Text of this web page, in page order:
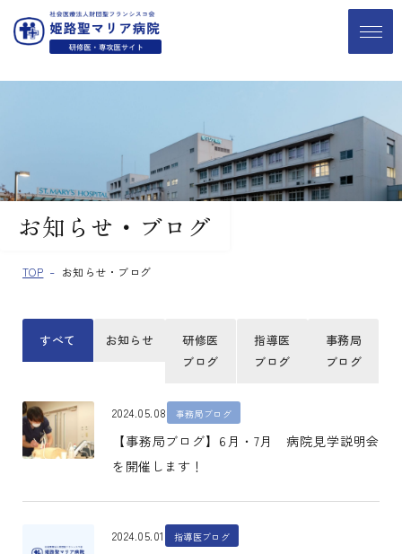
お知らせ・ブログ
TOP お知らせ・ブログ
すべて お知らせ
研修医
ブログ
指導医
ブログ
事務局
ブログ
2024.05.08 事務局ブログ
【事務局ブログ】6月・7月 病院見学説明会
を開催します！
2024.05.01 指導医ブログ